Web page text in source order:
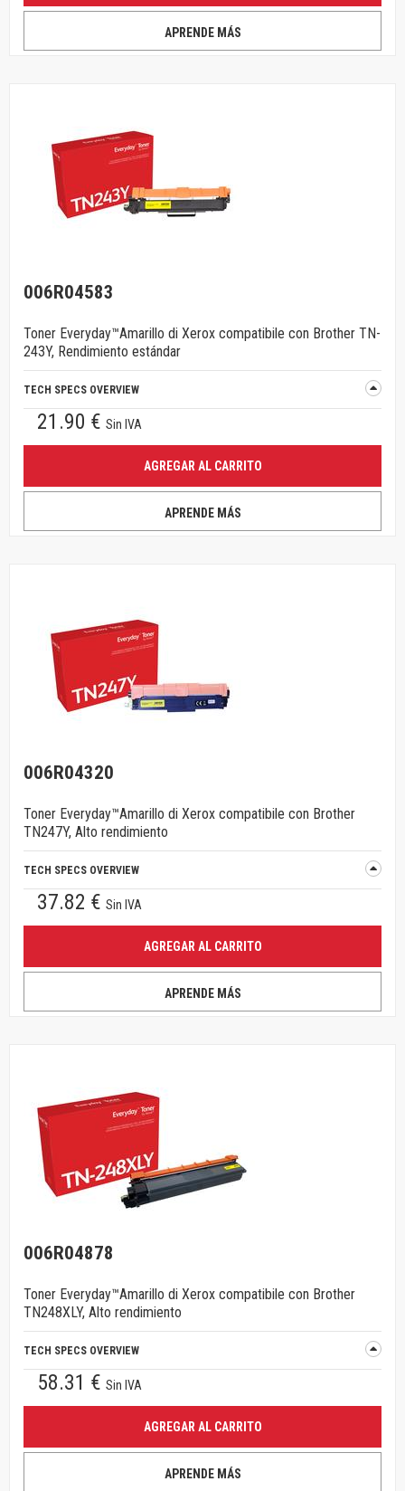
APRENDE MÁS
006R04583
Toner Everyday™Amarillo di Xerox compatibile con Brother TN-
243Y, Rendimiento estándar
TECH SPECS OVERVIEW
21.90 € Sin IVA
AGREGAR AL CARRITO
APRENDE MÁS
006R04320
Toner Everyday™Amarillo di Xerox compatibile con Brother
TN247Y, Alto rendimiento
TECH SPECS OVERVIEW
37.82 € Sin IVA
AGREGAR AL CARRITO
APRENDE MÁS
006R04878
Toner Everyday™Amarillo di Xerox compatibile con Brother
TN248XLY, Alto rendimiento
TECH SPECS OVERVIEW
58.31 € Sin IVA
AGREGAR AL CARRITO
APRENDE MÁS